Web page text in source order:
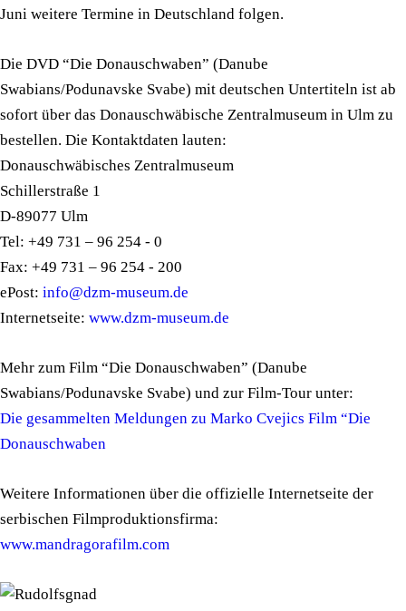
Juni weitere Termine in Deutschland folgen.
Die DVD “Die Donauschwaben” (Danube
Swabians/Podunavske Svabe) mit deutschen Untertiteln ist ab
sofort über das Donauschwäbische Zentralmuseum in Ulm zu
bestellen. Die Kontaktdaten lauten:
Donauschwäbisches Zentralmuseum
Schillerstraße 1
D-89077 Ulm
Tel: +49 731 – 96 254 - 0
Fax: +49 731 – 96 254 - 200
ePost: info@dzm-museum.de
Internetseite: www.dzm-museum.de
Mehr zum Film “Die Donauschwaben” (Danube
Swabians/Podunavske Svabe) und zur Film-Tour unter:
Die gesammelten Meldungen zu Marko Cvejics Film “Die
Donauschwaben
Weitere Informationen über die offizielle Internetseite der
serbischen Filmproduktionsfirma:
www.mandragorafilm.com